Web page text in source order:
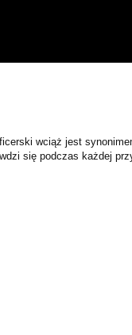
wciąż jest
się podczas każdej